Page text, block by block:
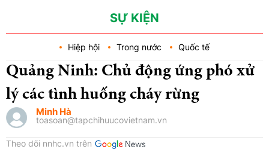
SỰ KIỆN
Hiệp hội Trong nước Quốc tế
Quảng Ninh: Chủ động ứng phó xử
lý các tình huống cháy rừng
Minh Hà
toasoan@tapchihuucovietnam.vn
Theo dõi nnhc.vn trên